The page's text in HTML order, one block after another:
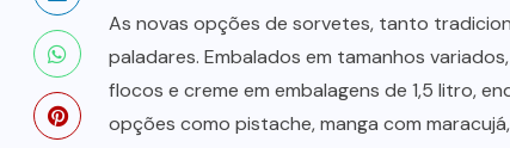
As novas opções de sorvetes, tanto
paladares. Embalados em tamanhos
flocos e creme em embalagens de 1,5 litro,
opções como pistache, manga com